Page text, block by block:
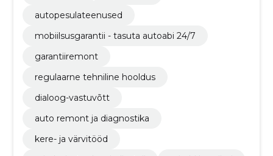
autopesulateenused
mobiilsusgarantii - tasuta autoabi 24/7
garantiiremont
regulaarne tehniline hooldus
dialoog-vastuvõtt
auto remont ja diagnostika
kere- ja värvitööd